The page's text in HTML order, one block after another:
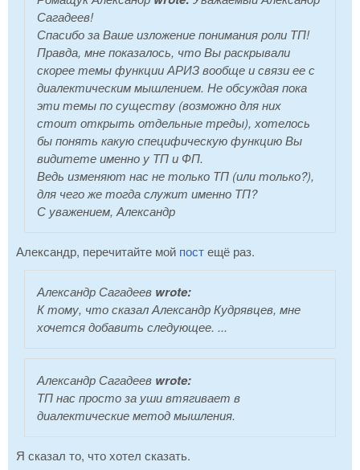
Сагадеев!
Спасибо за Ваше изложение понимания роли ТП!
Правда, мне показалось, что Вы раскрывали
скорее темы функции АРИЗ вообще и связи ее с
диалектическим мышлением. Не обсуждая пока
эти темы по существу (возможно для них
стоит открыть отдельные треды), хотелось
бы понять какую специфическую функцию Вы
видитете именно у ТП и ФП.
Ведь изменяют нас не только ТП (или только?),
для чего же тогда служит именно ТП?
С уважением, Александр
Александр, перечитайте мой постещё раз.
Александр Сагадеев wrote:
К тому, что сказал Александр Кудрявцев, мне
хочется добавить следующее. ...
Александр Сагадеев wrote:
ТП нас просто за уши втягивает в
диалектические метод мышления.
Я сказал то, что хотел сказать.